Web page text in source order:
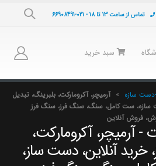
تماس از ساعت 13 تا 18 - 021-66908491
سبد خرید
دست سازه » آرمیچر، آکرومارکت، بلبرینگ، تبدیل
سازه، ست کامل، سنگ، سنگ فرز، سنگ فرز
فروش آنلاین
آکرومارکت،
خرید آنلاین، دست ساز،